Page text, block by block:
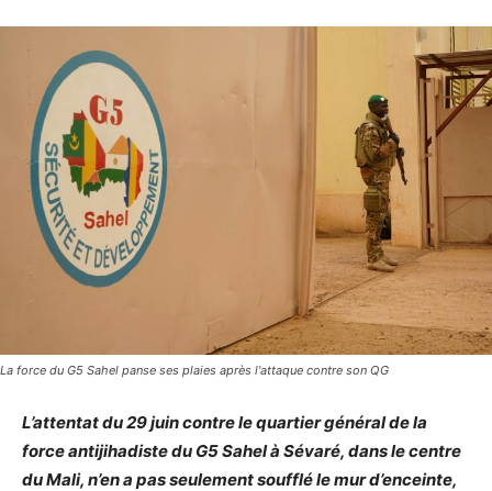
La force du G5 Sahel panse ses plaies après l'attaque contre son QG
L’attentat du 29 juin contre le quartier général de la
force antijihadiste du G5 Sahel à Sévaré, dans le centre
du Mali, n’en a pas seulement soufflé le mur d’enceinte,